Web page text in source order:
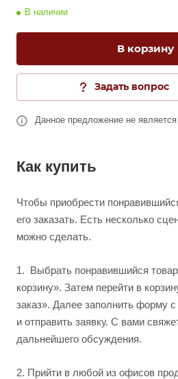
В наличии
В корзину
Задать вопрос
Данное предложение не
Как купить
Чтобы приобрести
его заказать. Есть несколько
можно сделать.
1. Выбрать понравившийся
корзину». Затем перейти в
заказ». Далее заполнить форму
и отправить заявку. С вами
дальнейшего обсуждения.
2. Прийти в любой из офисов